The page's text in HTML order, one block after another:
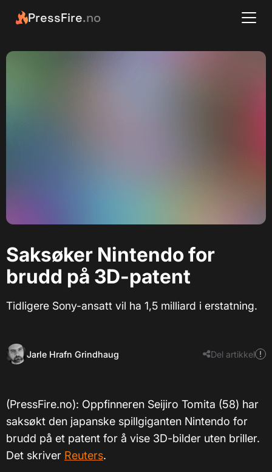
PressFire.no
Saksøker Nintendo for
brudd på 3D-patent
Tidligere Sony-ansatt vil ha 1,5 milliard i erstatning.
Jarle Hrafn Grindhaug Del artikkel
(PressFire.no): Oppfinneren Seijiro Tomita (58) har
saksøkt den japanske spillgiganten Nintendo for
brudd på et patent for å vise 3D-bilder uten briller.
Det skriver Reuters.